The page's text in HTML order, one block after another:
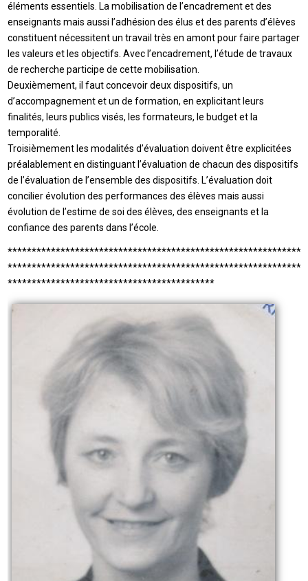
éléments essentiels. La mobilisation de l’encadrement et des
enseignants mais aussi l’adhésion des élus et des parents d’élèves
constituent nécessitent un travail très en amont pour faire partager
les valeurs et les objectifs. Avec l’encadrement, l’étude de travaux
de recherche participe de cette mobilisation.
Deuxièmement, il faut concevoir deux dispositifs, un
d’accompagnement et un de formation, en explicitant leurs
finalités, leurs publics visés, les formateurs, le budget et la
temporalité.
Troisièmement les modalités d’évaluation doivent être explicitées
préalablement en distinguant l’évaluation de chacun des dispositifs
de l’évaluation de l’ensemble des dispositifs. L’évaluation doit
concilier évolution des performances des élèves mais aussi
évolution de l’estime de soi des élèves, des enseignants et la
confiance des parents dans l’école.
**************************************************************
*******************************************